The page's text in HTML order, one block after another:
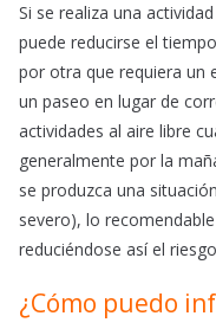
Si se realiza una
puede reducirse el
por otra que requiera un
un paseo en lugar de
actividades al aire libre
generalmente por la
se produzca una
severo), lo
reduciéndose así el
¿Cómo puedo